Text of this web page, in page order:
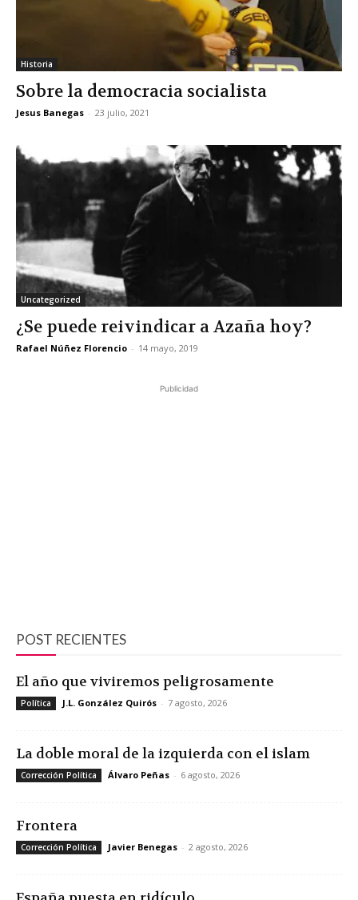
Historia
Sobre la democracia socialista
Jesus Banegas - 23 julio, 2021
Uncategorized
¿Se puede reivindicar a Azaña hoy?
Rafael Núñez Florencio - 14 mayo, 2019
Publicidad
POST RECIENTES
El año que viviremos peligrosamente
Política J.L. González Quirós - 7 agosto, 2026
La doble moral de la izquierda con el islam
Corrección Política Álvaro Peñas - 6 agosto, 2026
Frontera
Corrección Política Javier Benegas - 2 agosto, 2026